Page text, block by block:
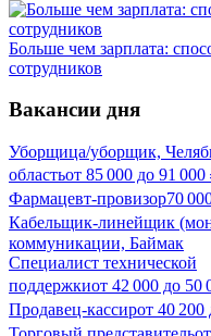
Больше чем зарплата:
сотрудников
Вакансии дня
Уборщица/уборщик,
областьот 85 000 до 91 000
Фармацевт-провизор70
Кабельщик-линейщик
коммуникации, Баймак
Специалист технической
поддержкиот 42 000 до 50
Продавец-кассирот 40 200